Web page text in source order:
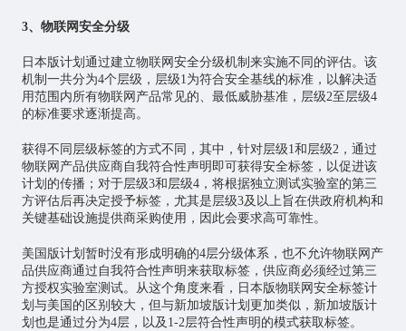
3、物联网安全分级
日本版计划通过建立物联网安全分级机制来实施不同的评估。该
机制一共分为4个层级，层级1为符合安全基线的标准，以解决适
用范围内所有物联网产品常见的、最低威胁基准，层级2至层级4
的标准要求逐渐提高。
获得不同层级标签的方式不同，其中，针对层级1和层级2，通过
物联网产品供应商自我符合性声明即可获得安全标签，以促进该
计划的传播；对于层级3和层级4，将根据独立测试实验室的第三
方评估后再决定授予标签，尤其是层级3及以上旨在供政府机构和
关键基础设施提供商采购使用，因此会要求高可靠性。
美国版计划暂时没有形成明确的4层分级体系，也不允许物联网产
品供应商通过自我符合性声明来获取标签，供应商必须经过第三
方授权实验室测试。从这个角度来看，日本版物联网安全标签计
划与美国的区别较大，但与新加坡版计划更加类似，新加坡版计
划也是通过分为4层，以及1-2层符合性声明的模式获取标签。